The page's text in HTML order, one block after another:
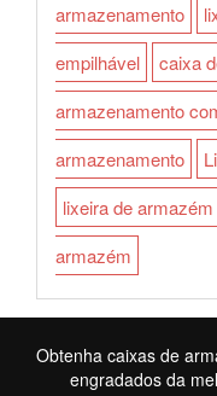
armazenamento
empilhável
caixa
armazenamento
armazenamento
lixeira de armazém
armazém
Obtenha caixas de
engradados da